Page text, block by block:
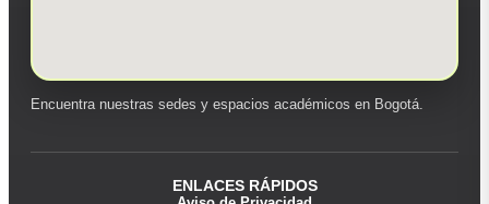
Encuentra nuestras sedes y espacios académicos en Bogotá.
ENLACES RÁPIDOS